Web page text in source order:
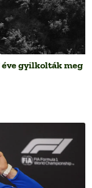
éve gyilkolták meg